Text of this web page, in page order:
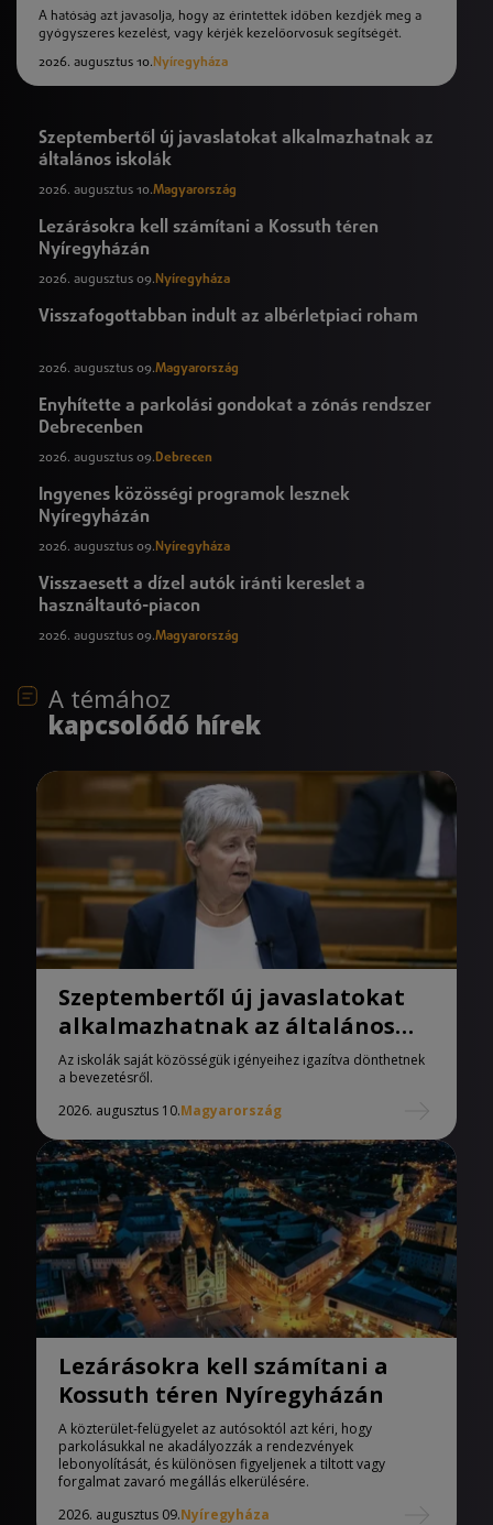
A hatóság azt javasolja, hogy az érintettek időben kezdjék meg a
gyógyszeres kezelést, vagy kérjék kezelőorvosuk segítségét.
2026. augusztus 10. Nyíregyháza
Szeptembertől új javaslatokat alkalmazhatnak az
általános iskolák
2026. augusztus 10.Magyarország
Lezárásokra kell számítani a Kossuth téren
Nyíregyházán
2026. augusztus 09. Nyíregyháza
Visszafogottabban indult az albérletpiaci roham
2026. augusztus 09.Magyarország
Enyhítette a parkolási gondokat a zónás rendszer
Debrecenben
2026. augusztus 09.Debrecen
Ingyenes közösségi programok lesznek
Nyíregyházán
2026. augusztus 09. Nyíregyháza
Visszaesett a dízel autók iránti kereslet a
használtautó-piacon
2026. augusztus 09.Magyarország
A témához
kapcsolódó hírek
Szeptembertől új javaslatokat
alkalmazhatnak az általános
iskolák
Az iskolák saját közösségük igényeihez igazítva dönthetnek
a bevezetésről.
2026. augusztus 10.Magyarország
Lezárásokra kell számítani a
Kossuth téren Nyíregyházán
A közterület-felügyelet az autósoktól azt kéri, hogy
parkolásukkal ne akadályozzák a rendezvények
lebonyolítását, és különösen figyeljenek a tiltott vagy
forgalmat zavaró megállás elkerülésére.
2026. augusztus 09.Nyíregyháza